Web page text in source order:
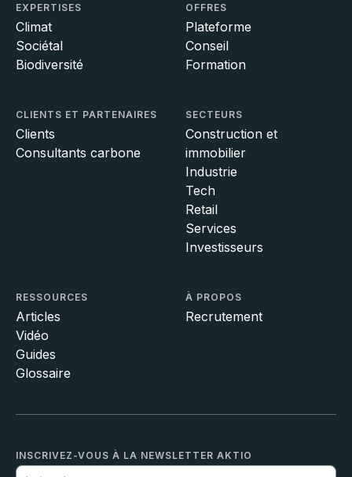
EXPERTISES
Climat
Sociétal
Biodiversité
OFFRES
Plateforme
Conseil
Formation
CLIENTS ET PARTENAIRES
Clients
Consultants carbone
SECTEURS
Construction et
immobilier
Industrie
Tech
Retail
Services
Investisseurs
RESSOURCES
Articles
Vidéo
Guides
Glossaire
À PROPOS
Recrutement
INSCRIVEZ-VOUS À LA NEWSLETTER AKTIO